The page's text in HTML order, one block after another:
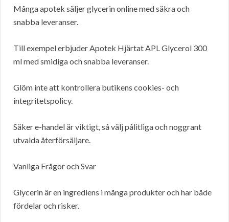
Många apotek säljer glycerin online med säkra och
snabba leveranser.
Till exempel erbjuder Apotek Hjärtat APL Glycerol 300
ml med smidiga och snabba leveranser.
Glöm inte att kontrollera butikens cookies- och
integritetspolicy.
Säker e-handel är viktigt, så välj pålitliga och noggrant
utvalda återförsäljare.
Vanliga Frågor och Svar
Glycerin är en ingrediens i många produkter och har både
fördelar och risker.